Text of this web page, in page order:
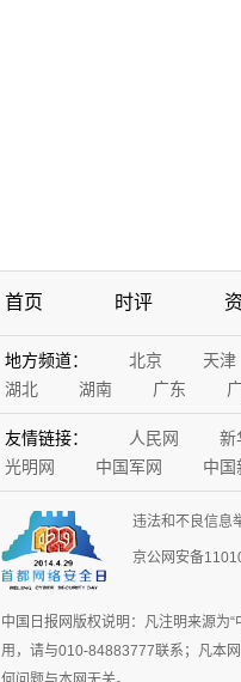
首页 时评
地方频道： 北京 天津
湖北
湖南 广东
友情链接： 人民网 新
光明网
中国军网 中国
违法和不良信息
京公网安备
中国日报网版权说明：凡注明来源为
用，请与010-84883777联系；凡本